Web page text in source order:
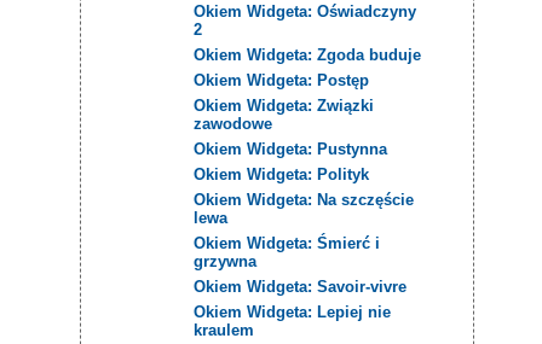
Okiem Widgeta: Oświadczyny
2
Okiem Widgeta: Zgoda buduje
Okiem Widgeta: Postęp
Okiem Widgeta: Związki
zawodowe
Okiem Widgeta: Pustynna
Okiem Widgeta: Polityk
Okiem Widgeta: Na szczęście
lewa
Okiem Widgeta: Śmierć i
grzywna
Okiem Widgeta: Savoir-vivre
Okiem Widgeta: Lepiej nie
kraulem